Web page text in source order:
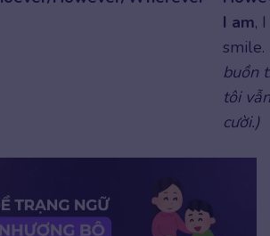
I am,
smile.
buồn
tôi
cười.)